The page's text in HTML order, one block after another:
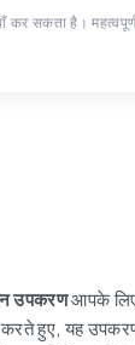
कर सकता है।
उपकरणआपके लिए
करते हुए, यह उपकरण